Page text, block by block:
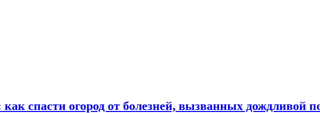
спасти огород от болезней, вызванных дождливой